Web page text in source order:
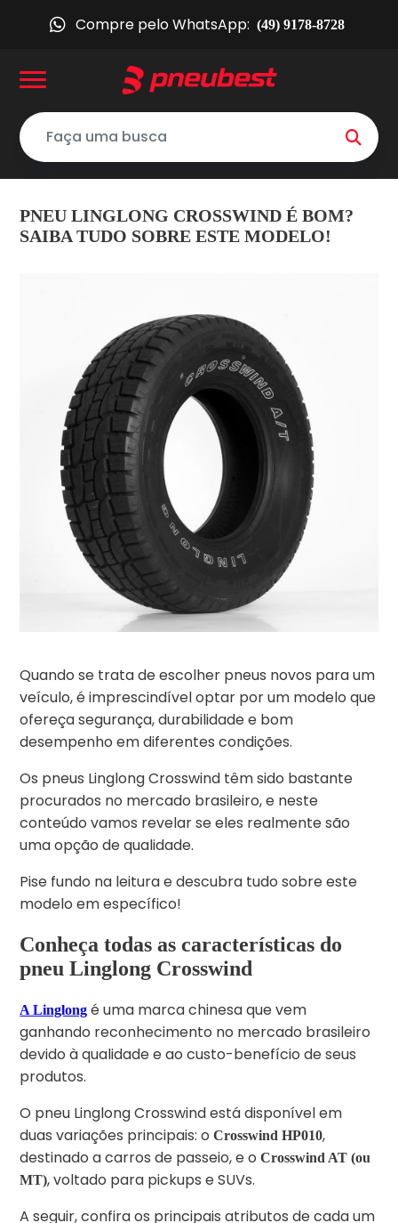
Compre pelo WhatsApp: (49) 9178-8728
PNEU LINGLONG CROSSWIND É BOM?
SAIBA TUDO SOBRE ESTE MODELO!
Quando se trata de escolher pneus novos para um
veículo, é imprescindível optar por um modelo que
ofereça segurança, durabilidade e bom
desempenho em diferentes condições.
Os pneus Linglong Crosswind têm sido bastante
procurados no mercado brasileiro, e neste
conteúdo vamos revelar se eles realmente são
uma opção de qualidade.
Pise fundo na leitura e descubra tudo sobre este
modelo em específico!
Conheça todas as características do
pneu Linglong Crosswind
A Linglong é uma marca chinesa que vem
ganhando reconhecimento no mercado brasileiro
devido à qualidade e ao custo-benefício de seus
produtos.
O pneu Linglong Crosswind está disponível em
duas variações principais: oCrosswind HP010,
destinado a carros de passeio, e oCrosswind AT (ou
MT), voltado para pickups e SUVs.
A seguir, confira os principais atributos de cada um